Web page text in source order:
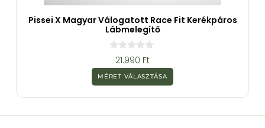
Pissei X Magyar Válogatott Race Fit Kerékpáros
Lábmelegítő
z
5
b
l
21.990 Ft
MÉRET VÁLASZTÁSA